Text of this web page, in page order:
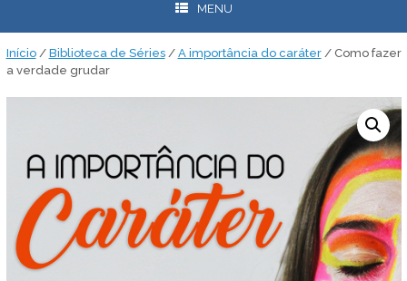
MENU
Início/ Biblioteca de Séries/ A importância do caráter/ Como fazer
a verdade grudar